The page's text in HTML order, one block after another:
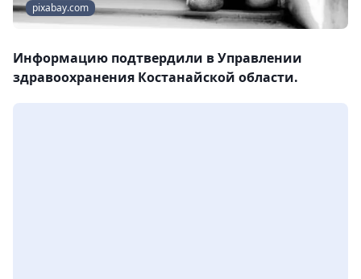
pixabay.com
Информацию подтвердили в Управлении
здравоохранения Костанайской области.